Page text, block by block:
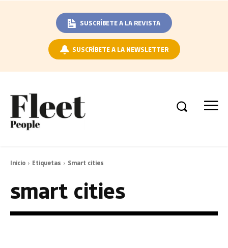
SUSCRÍBETE A LA REVISTA
SUSCRÍBETE A LA NEWSLETTER
Inicio Etiquetas Smart cities
smart cities